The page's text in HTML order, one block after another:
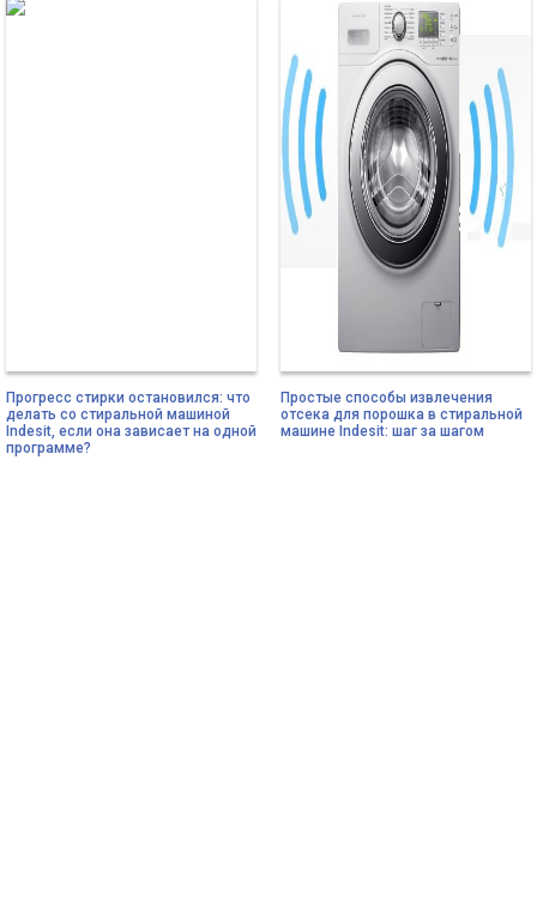
Прогресс стирки остановился: что
делать со стиральной машиной
Indesit, если она зависает на одной
программе?
Простые способы извлечения
отсека для порошка в стиральной
машине Indesit: шаг за шагом